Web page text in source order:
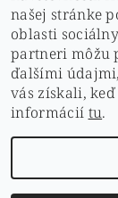
ochrana
doprava a platby
našej stránke
oblasti
partneri môžu
ďalšími
vás získali,
informácií tu.